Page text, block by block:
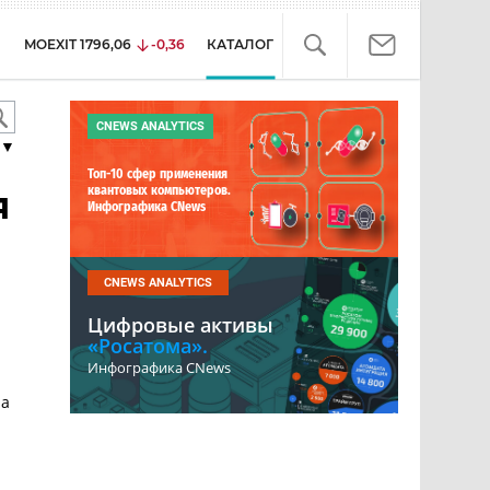
MOEXIT 1796,06 -0,36 КАТАЛОГ
CNEWS ANALYTICS
Топ-10 сфер применения
квантовых компьютеров.
Инфографика CNews
CNEWS ANALYTICS
Цифровые активы
«Росатома».
Инфографика CNews